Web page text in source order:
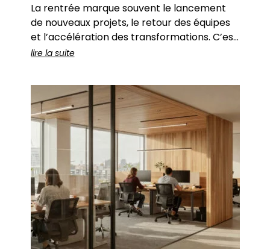
La rentrée marque souvent le lancement
de nouveaux projets, le retour des équipes
et l’accélération des transformations. C’est
aussi une période idéale pour repenser ses
professionnels ne répondent plus
uniquement à des enjeux d’organisation
lire la suite